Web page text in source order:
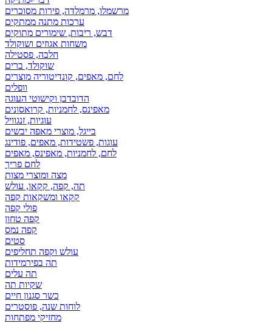
מרשמלו, מרמלדה, פירות מסוכרים
ערכות מתנה ממתקים
דבש, ריבות, שימורים מתוקים
משחות אגוזים ושוקולד
חלבה, פסטילה
שוקולד, ברים
לחם, מאפים, קונדיטוריה מוצרים
וופלים
הדובדבן וקישוטי העוגה
מאפינס, לחמניות, קרואסונים
עוגיות, זנגוויל
בייגל, מוצרי מאפה יבשים
עוגות, פשטידות, מאפים, פודינג
לחם, לחמניות, מאפינס, מאפים
לחם פריך
מצה ומוצרי מצות
תה, קפה, קקאו, עולש
קקאו ומשקאות קפה
פולי קפה
קפה טחון
קפה נמס
סטים
עולש וקפה תחליפים
תה בפירמידות
תה עלים
שקיות תה
כשר סגנון חיים
לוחות שנה, פוסטרים
מחזיקי מפתחות